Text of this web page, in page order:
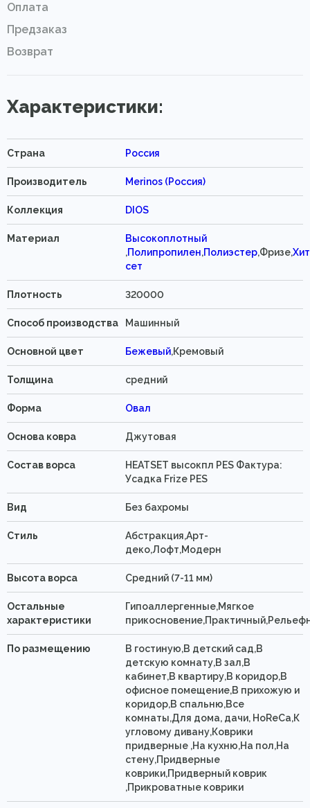
Оплата
Предзаказ
Возврат
Характеристики:
Страна Россия
Производитель Merinos (Россия)
Коллекция DIOS
Материал
Высокоплотный
,Полипропилен,Полиэстер,Фризе,
сет
Плотность 320000
Способ производства Машинный
Основной цвет Бежевый,Кремовый
Толщина средний
Форма Овал
Основа ковра Джутовая
Состав ворса
HEATSET высокпл PES Фактура:
Усадка Frize PES
Вид Без бахромы
Стиль
Абстракция,Арт-
деко,Лофт,Модерн
Высота ворса Средний (7-11 мм)
Остальные
характеристики
Гипоаллергенные,Мягкое
По размещению
В гостиную,В детский сад,В
детскую комнату,В зал,В
кабинет,В квартиру,В коридор,В
офисное помещение,В прихожую и
коридор,В спальню,Все
комнаты,Для дома, дачи, HoReCa,К
угловому дивану,Коврики
придверные ,На кухню,На пол,На
стену,Придверные
коврики,Придверный коврик
,Прикроватные коврики